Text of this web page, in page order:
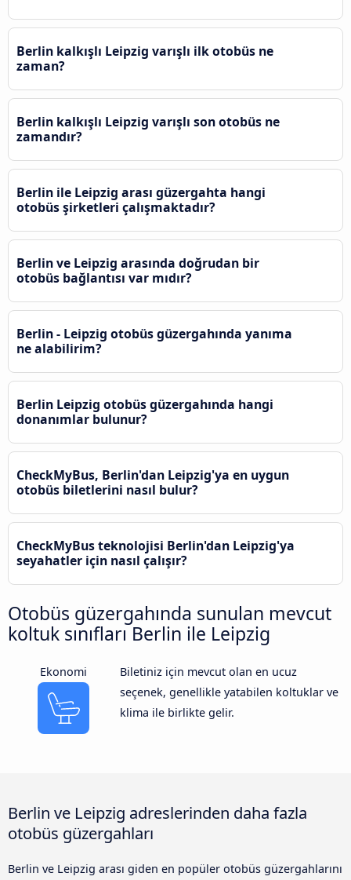
Berlin kalkışlı Leipzig varışlı ilk otobüs ne
zaman?
Berlin kalkışlı Leipzig varışlı son otobüs ne
zamandır?
Berlin ile Leipzig arası güzergahta hangi
otobüs şirketleri çalışmaktadır?
Berlin ve Leipzig arasında doğrudan bir
otobüs bağlantısı var mıdır?
Berlin - Leipzig otobüs güzergahında yanıma
ne alabilirim?
Berlin Leipzig otobüs güzergahında hangi
donanımlar bulunur?
CheckMyBus, Berlin'dan Leipzig'ya en uygun
otobüs biletlerini nasıl bulur?
CheckMyBus teknolojisi Berlin'dan Leipzig'ya
seyahatler için nasıl çalışır?
Otobüs güzergahında sunulan mevcut
koltuk sınıfları Berlin ile Leipzig
Ekonomi
Biletiniz için mevcut olan en ucuz
seçenek, genellikle yatabilen koltuklar ve
klima ile birlikte gelir.
Berlin ve Leipzig adreslerinden daha fazla
otobüs güzergahları
Berlin ve Leipzig arası giden en popüler otobüs güzergahlarını